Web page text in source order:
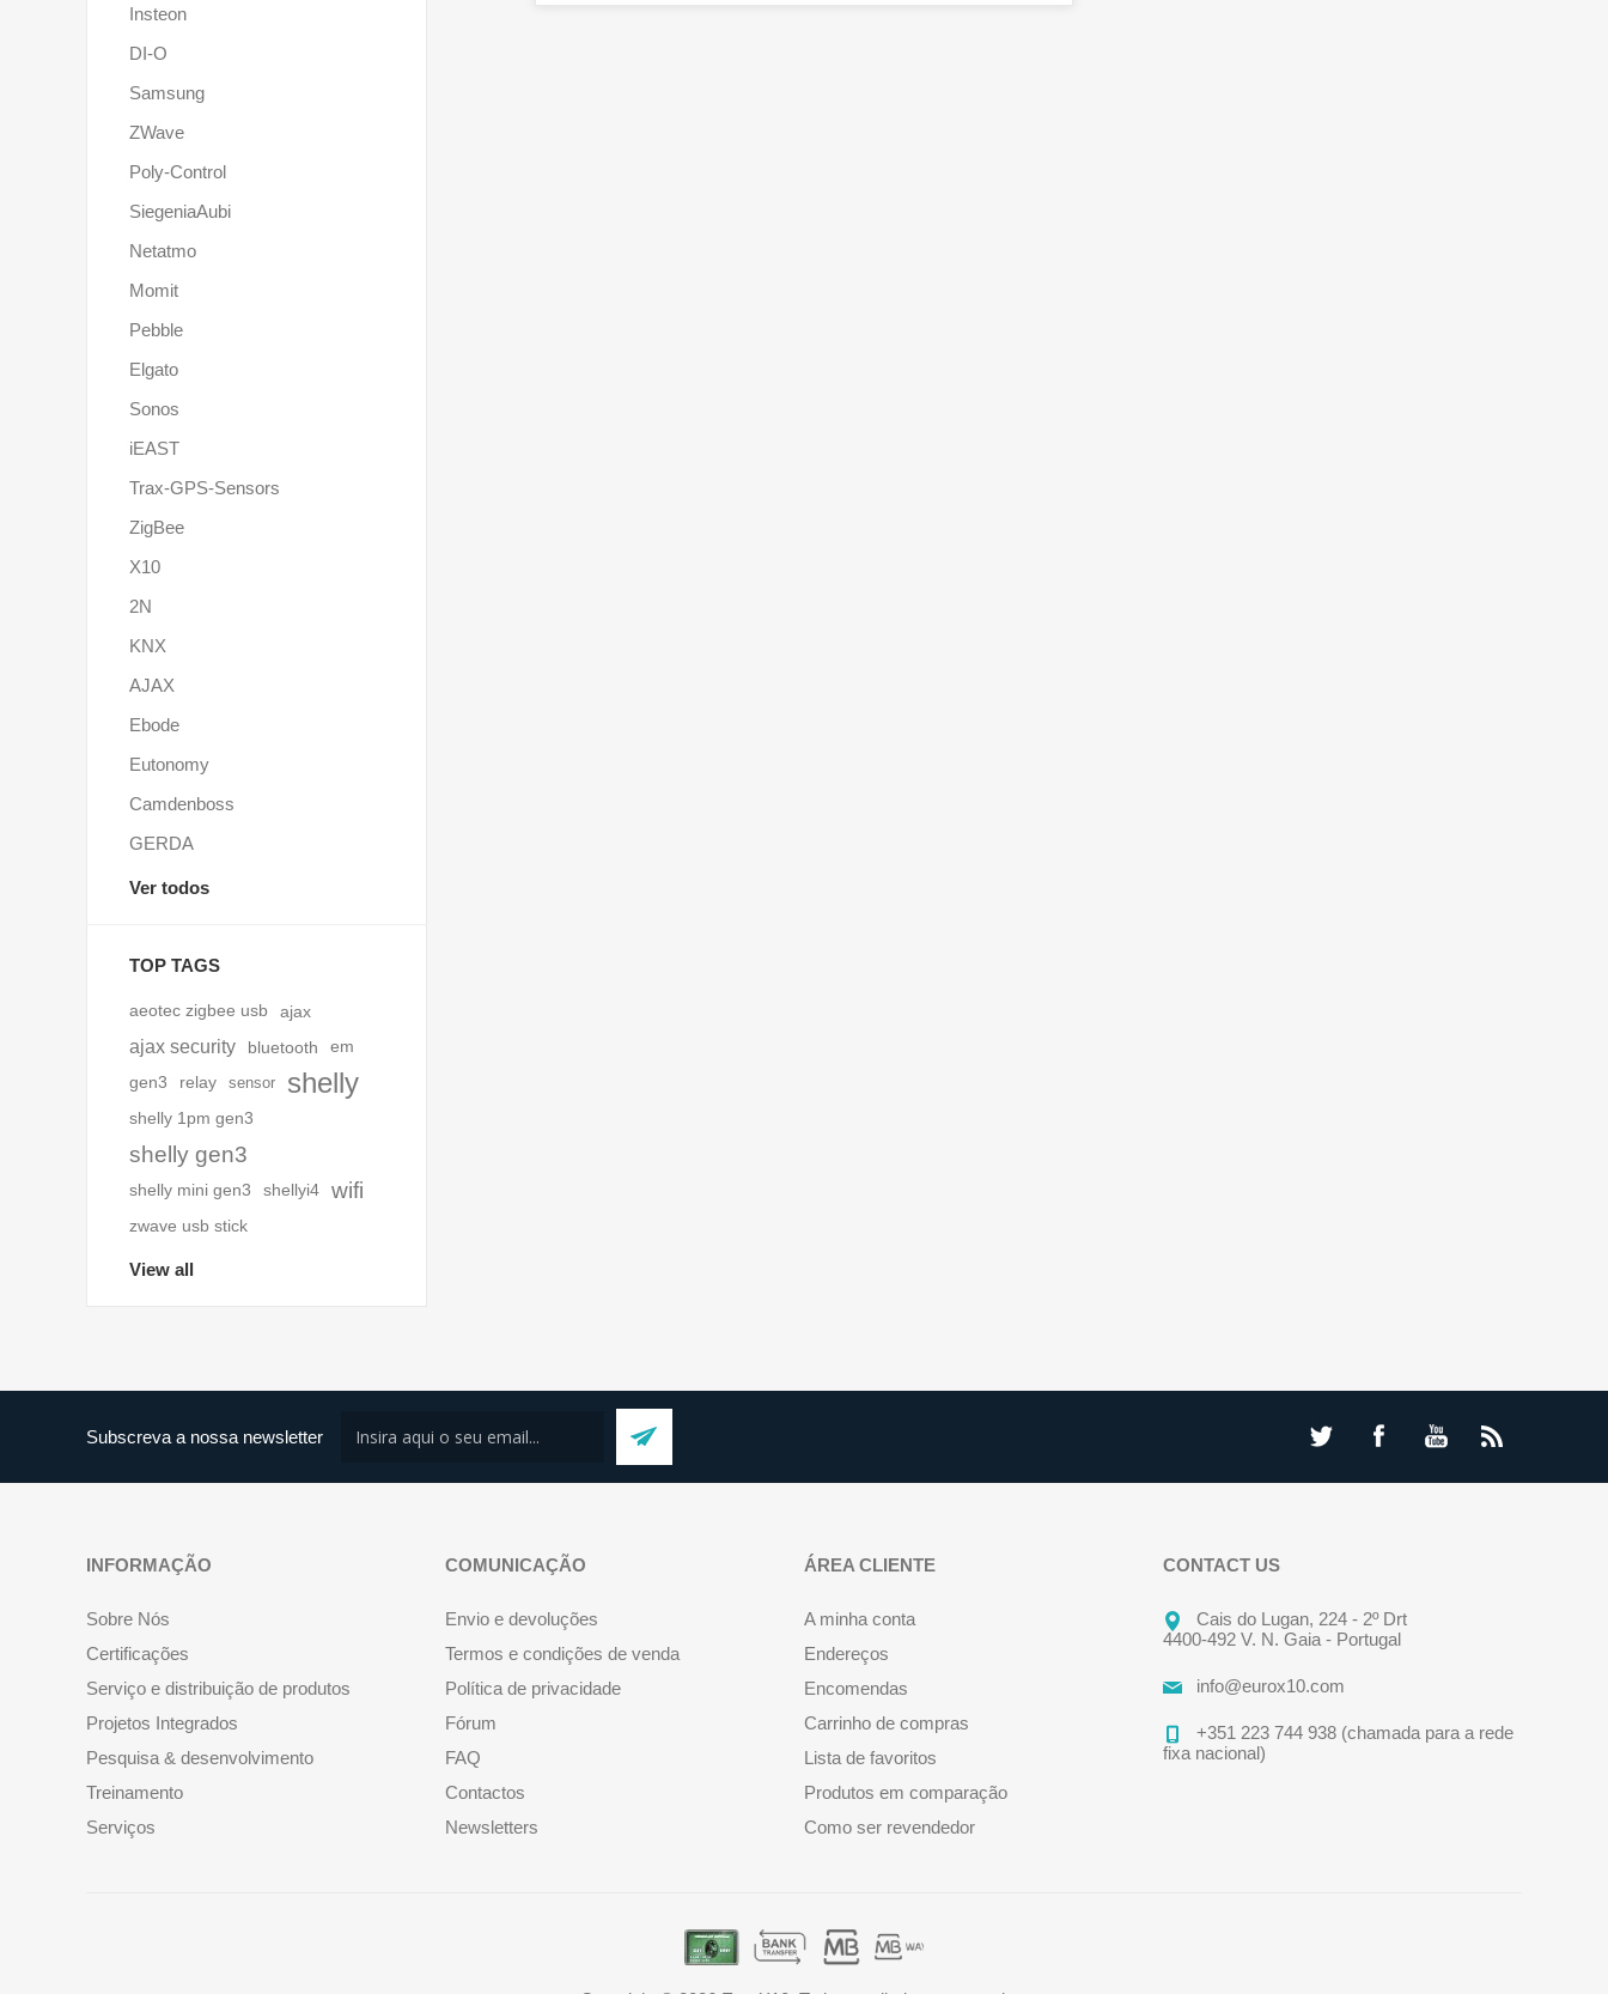
Insteon
DI-O
Samsung
ZWave
Poly-Control
SiegeniaAubi
Netatmo
Momit
Pebble
Elgato
Sonos
iEAST
Trax-GPS-Sensors
ZigBee
X10
2N
KNX
AJAX
Ebode
Eutonomy
Camdenboss
GERDA
Ver todos
TOP TAGS
aeotec zigbee usb ajax
ajax security bluetooth
em
gen3
relay sensor shelly
shelly 1pm gen3
shelly gen3
shelly mini gen3 shellyi4 wifi
zwave usb stick
View all
Subscreva a nossa newsletter
INFORMAÇÃO
Sobre Nós
Certificações
Serviço e distribuição de produtos
Projetos Integrados
Pesquisa & desenvolvimento
Treinamento
Serviços
COMUNICAÇÃO
Envio e devoluções
Termos e condições de venda
Política de privacidade
Fórum
FAQ
Contactos
Newsletters
ÁREA CLIENTE
A minha conta
Endereços
Encomendas
Carrinho de compras
Lista de favoritos
Produtos em comparação
Como ser revendedor
CONTACT US
Cais do Lugan, 224 - 2º Drt
4400-492 V. N. Gaia - Portugal
info@eurox10.com
+351 223 744 938 (chamada para a rede
fixa nacional)